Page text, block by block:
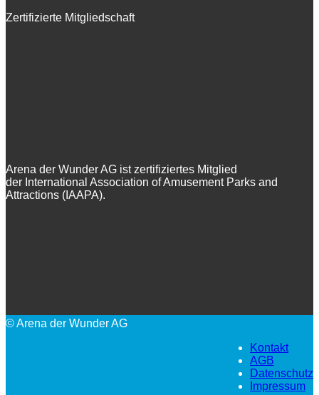
Zertifizierte Mitgliedschaft
Arena der Wunder AG ist zertifiziertes Mitglied
der International Association of Amusement Parks and
Attractions (IAAPA).
© Arena der Wunder AG
Kontakt
AGB
Datenschutz
Impressum